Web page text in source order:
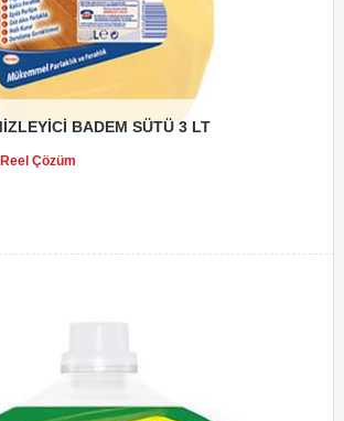
BADEM SÜTÜ 3 LT
Çözüm